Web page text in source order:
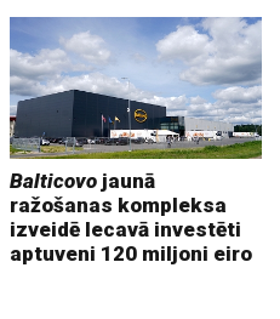
Balticovo jaunā
ražošanas kompleksa
izveidē Iecavā investēti
aptuveni 120 miljoni eiro